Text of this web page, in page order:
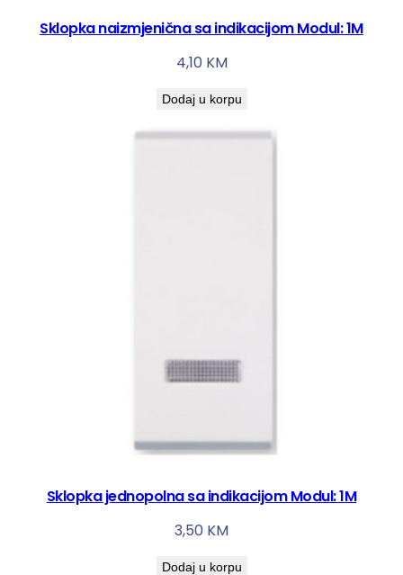
oSklopka naizmjenična sa indikacijom Modul: 1M
4,10 KM
Dodaj u korpu
Sklopka jednopolna sa indikacijom Modul: 1M
3,50 KM
Dodaj u korpu